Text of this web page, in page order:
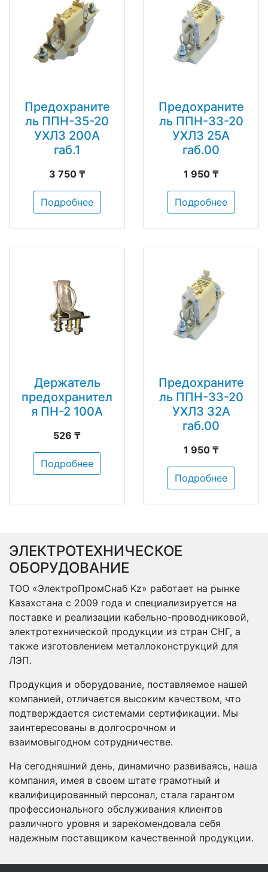
Предохраните
ль ППН-35-20
УХЛ3 200А
габ.1
3 750 ₸
Подробнее
Предохраните
ль ППН-33-20
УХЛ3 25А
габ.00
1 950 ₸
Подробнее
Держатель
предохранител
я ПН-2 100А
526 ₸
Подробнее
Предохраните
ль ППН-33-20
УХЛ3 32А
габ.00
1 950 ₸
Подробнее
ЭЛЕКТРОТЕХНИЧЕСКОЕ
ОБОРУДОВАНИЕ
ТОО «ЭлектроПромСнаб Kz» работает на рынке
Казахстана с 2009 года и специализируется на
поставке и реализации кабельно-проводниковой,
электротехнической продукции из стран СНГ, а
также изготовлением металлоконструкций для
ЛЭП.
Продукция и оборудование, поставляемое нашей
компанией, отличается высоким качеством, что
подтверждается системами сертификации. Мы
заинтересованы в долгосрочном и
взаимовыгодном сотрудничестве.
На сегодняшний день, динамично развиваясь, наша
компания, имея в своем штате грамотный и
квалифицированный персонал, стала гарантом
профессионального обслуживания клиентов
различного уровня и зарекомендовала себя
надежным поставщиком качественной продукции.